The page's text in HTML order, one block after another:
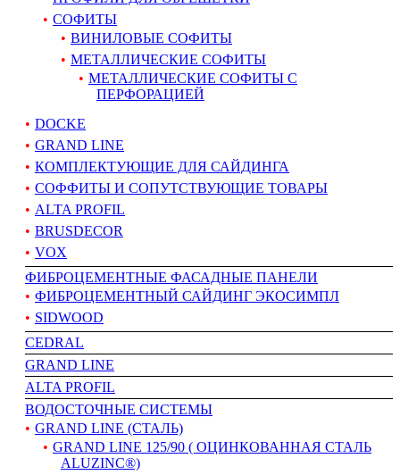
СОФИТЫ
ВИНИЛОВЫЕ СОФИТЫ
МЕТАЛЛИЧЕСКИЕ СОФИТЫ
МЕТАЛЛИЧЕСКИЕ СОФИТЫ С
ПЕРФОРАЦИЕЙ
DOCKE
GRAND LINE
КОМПЛЕКТУЮЩИЕ ДЛЯ САЙДИНГА
СОФФИТЫ И СОПУТСТВУЮЩИЕ ТОВАРЫ
ALTA PROFIL
BRUSDECOR
VOX
ФИБРОЦЕМЕНТНЫЕ ФАСАДНЫЕ ПАНЕЛИ
ФИБРОЦЕМЕНТНЫЙ САЙДИНГ ЭКОСИМПЛ
SIDWOOD
CEDRAL
GRAND LINE
АLTA PROFIL
ВОДОСТОЧНЫЕ СИСТЕМЫ
GRAND LINE (СТАЛЬ)
GRAND LINE 125/90 ( ОЦИНКОВАННАЯ СТАЛЬ
ALUZINC®)